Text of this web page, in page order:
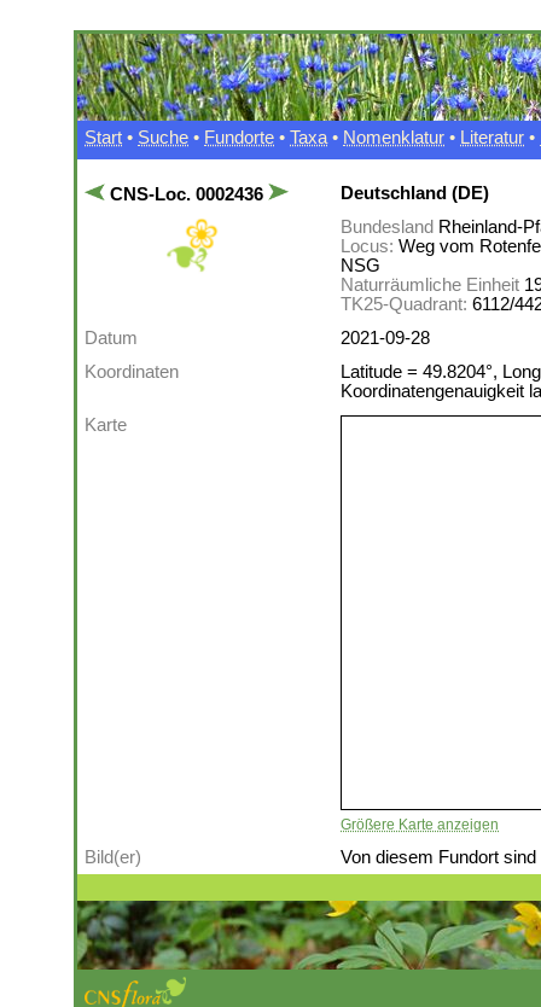
Start • Suche • Fundorte • Taxa • Nomenklatur • Literatur •
CNS-Loc. 0002436
Deutschland (DE)
Bundesland Rheinland-
Locus: Weg vom
NSG
Naturräumliche Einheit
TK25-Quadrant: 6112/
Datum
2021-09-28
Koordinaten
Latitude = 49.8204°,
Koordinatengenauigkeit
Karte
Größere Karte anzeigen
Bild(er) Von diesem Fundort